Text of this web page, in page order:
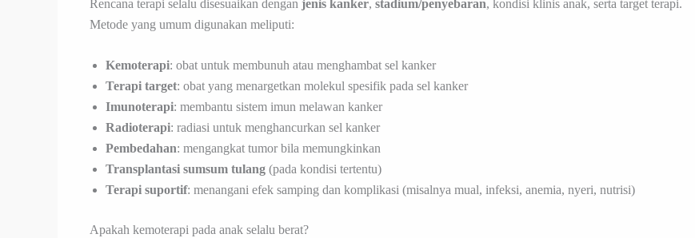
Rencana terapi selalu disesuaikan dengan jenis kanker, stadium/penyebaran, kondisi klinis anak, serta target terapi.
Metode yang umum digunakan meliputi:
Kemoterapi: obat untuk membunuh atau menghambat sel kanker
Terapi target: obat yang menargetkan molekul spesifik pada sel kanker
Imunoterapi: membantu sistem imun melawan kanker
Radioterapi: radiasi untuk menghancurkan sel kanker
Pembedahan: mengangkat tumor bila memungkinkan
Transplantasi sumsum tulang (pada kondisi tertentu)
Terapi suportif: menangani efek samping dan komplikasi (misalnya mual, infeksi, anemia, nyeri, nutrisi)
Apakah kemoterapi pada anak selalu berat?